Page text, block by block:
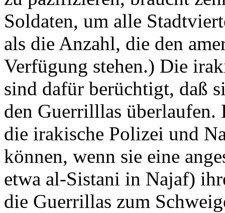
Soldaten, um alle
als die Anzahl, die den
Verfügung stehen.) Die
sind dafür berüchtigt, daß
den Guerrilllas
die irakische Polizei und
können, wenn sie eine
etwa al-Sistani in Najaf)
die Guerrillas zum